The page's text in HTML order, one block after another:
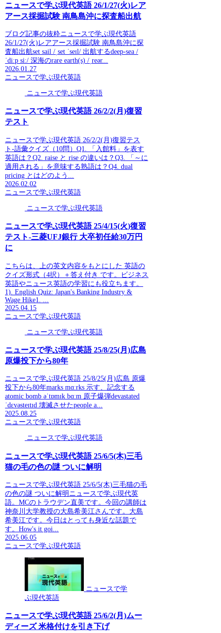
ニュースで学ぶ現代英語 26/1/27(火)レア
アース採掘試験 南鳥島沖に探査船出航
ブログ記事の抜粋ニュースで学ぶ現代英語
26/1/27(火)レアアース採掘試験 南鳥島沖に探
査船出航set sail /ˌset ˈseɪl/ 出航するdeep-sea /
ˈdiːp siː/ 深海のrare earth(s) /ˌreər...
2026.01.27
ニュースで学ぶ現代英語
ニュースで学ぶ現代英語
ニュースで学ぶ現代英語 26/2/2(月)復習
テスト
ニュースで学ぶ現代英語 26/2/2(月)復習テス
ト-語彙クイズ（10問）Q1. 「入館料」を表す
英語は？Q2. raise と rise の違いは？Q3. 「～に
適用される」を意味する熟語は？Q4. dual
pricing とはどのよう...
2026.02.02
ニュースで学ぶ現代英語
ニュースで学ぶ現代英語
ニュースで学ぶ現代英語 25/4/15(火)復習
テスト-三菱UFJ銀行 大卒初任給30万円
に
こちらは、上の英文内容をもとにした 英語の
クイズ形式（4択）＋答え付き です。ビジネス
英語やニュース英語の学習にも役立ちます。
1). English Quiz: Japan's Banking Industry &
Wage Hike1. ...
2025.04.15
ニュースで学ぶ現代英語
ニュースで学ぶ現代英語
ニュースで学ぶ現代英語 25/8/25(月)広島
原爆投下から80年
ニュースで学ぶ現代英語 25/8/25(月)広島 原爆
投下から80年marks mɑːrks 示す、記念する
atomic bomb əˈtɒmɪk bɑːm 原子爆弾devastated
ˈdɛvəsteɪtɪd 壊滅させたpeople a...
2025.08.25
ニュースで学ぶ現代英語
ニュースで学ぶ現代英語
ニュースで学ぶ現代英語 25/6/5(木)三毛
猫の毛の色の謎 ついに解明
ニュースで学ぶ現代英語 25/6/5(木)三毛猫の毛
の色の謎 ついに解明ニュースで学ぶ現代英
語。MCのトラウデン直美です。今回の講師は
神奈川大学教授の大島希美江さんです。大島
希美江です。今日はとっても身近な話題で
す。How's it goi...
2025.06.05
ニュースで学ぶ現代英語
ニュースで学
ぶ現代英語
ニュースで学ぶ現代英語 25/6/2(月)ムー
ディーズ 米格付けを引き下げ